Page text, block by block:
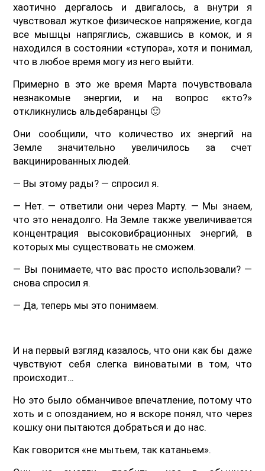
хаотично дергалось и двигалось, а внутри я
чувствовал жуткое физическое напряжение, когда
все мышцы напряглись, сжавшись в комок, и я
находился в состоянии «ступора», хотя и понимал,
что в любое время могу из него выйти.
Примерно в это же время Марта почувствовала
незнакомые энергии, и на вопрос «кто?»
откликнулись альдебаранцы 🙂
Они сообщили, что количество их энергий на
Земле значительно увеличилось за счет
вакцинированных людей.
— Вы этому рады? — спросил я.
— Нет. — ответили они через Марту. — Мы знаем,
что это ненадолго. На Земле также увеличивается
концентрация высоковибрационных энергий, в
которых мы существовать не сможем.
— Вы понимаете, что вас просто использовали? —
снова спросил я.
— Да, теперь мы это понимаем.
И на первый взгляд казалось, что они как бы даже
чувствуют себя слегка виноватыми в том, что
происходит…
Но это было обманчивое впечатление, потому что
хоть и с опозданием, но я вскоре понял, что через
кошку они пытаются добраться и до нас.
Как говорится «не мытьем, так катаньем».